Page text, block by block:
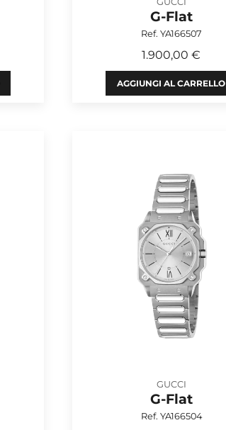
G-Flat
Ref. YA166507
1.900,00 €
AGGIUNGI AL CARRELLO
GUCCI
G-Flat
Ref. YA166504